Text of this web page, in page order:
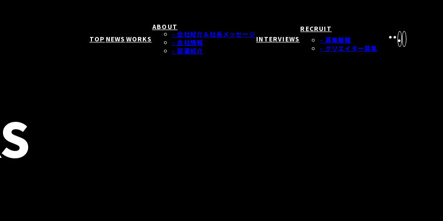
TOP NEWS WORKS
ABOUT
- 会社紹介＆社長メッセージ
- 会社情報
- 部署紹介
INTERVIEWS
RECRUIT
- 募集職種
- クリエイター募集